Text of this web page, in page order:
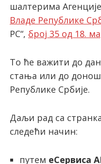
Претплата
Пријава
latinica
шалтерима
Владе Републике
РС“, број 35 од 18.
То ће важити до
стања или до
Републике Србије.
Даљи рад са
следећи начин:
путем еСервиса